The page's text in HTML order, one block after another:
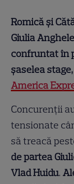
Romică și
Giulia
confruntat în
șaselea
America
Concurenții
tensionate
să treacă
de partea
Vlad Huidu.